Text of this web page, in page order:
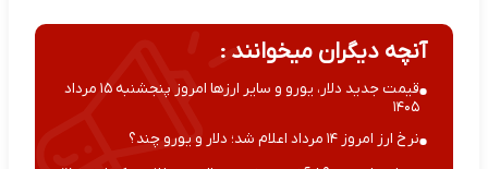
آنچه دیگران میخوانند :
قیمت جدید دلار، یورو و سایر ارزها امروز پنجشنبه ۱۵ مرداد
۱۴۰۵
نرخ ارز امروز ۱۴ مرداد اعلام شد؛ دلار و یورو چند؟